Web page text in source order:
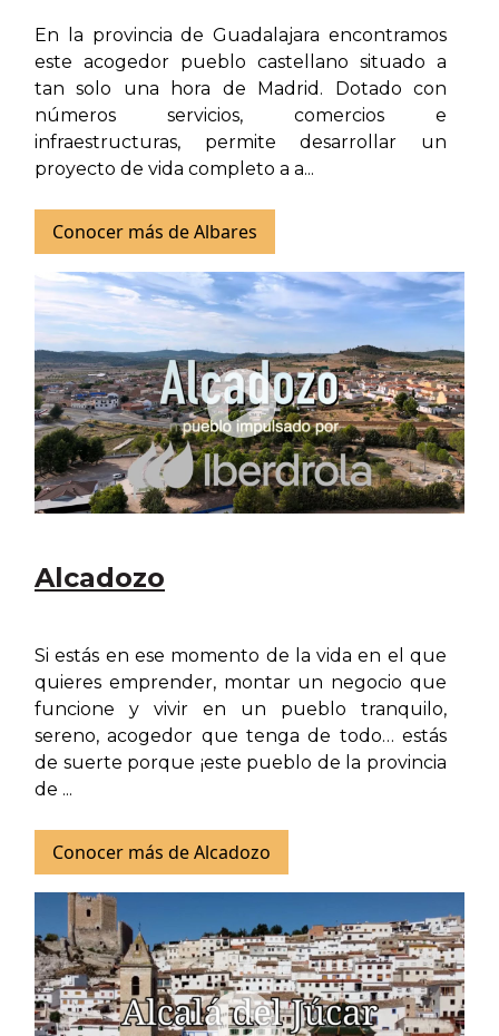
En la provincia de Guadalajara encontramos
este acogedor pueblo castellano situado a
tan solo una hora de Madrid. Dotado con
números servicios, comercios e
infraestructuras, permite desarrollar un
proyecto de vida completo a a...
Conocer más de Albares
Alcadozo
Si estás en ese momento de la vida en el que
quieres emprender, montar un negocio que
funcione y vivir en un pueblo tranquilo,
sereno, acogedor que tenga de todo… estás
de suerte porque ¡este pueblo de la provincia
de ...
Conocer más de Alcadozo